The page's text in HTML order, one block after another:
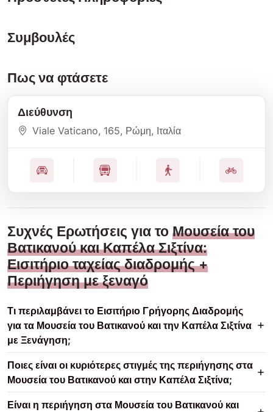
Συμβουλές
Πως να φτάσετε
Διεύθυνση
Viale Vaticano, 165, Ρώμη, Ιταλία
Συχνές Ερωτήσεις για το Μουσεία του
Βατικανού και Καπέλα Σιξτίνα:
Εισιτήριο ταχείας διαδρομής +
Περιήγηση με ξεναγό
Τι περιλαμβάνει το Εισιτήριο Γρήγορης Διαδρομής
για τα Μουσεία του Βατικανού και την Καπέλα Σιξτίνα
με Ξενάγηση;
Ποιες είναι οι κυριότερες στιγμές της περιήγησης στα
Μουσεία του Βατικανού και στην Καπέλα Σιξτίνα;
Είναι η περιήγηση στα Μουσεία του Βατικανού και